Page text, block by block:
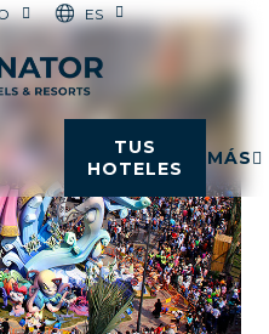
ES
TUS
HOTELES
MÁS